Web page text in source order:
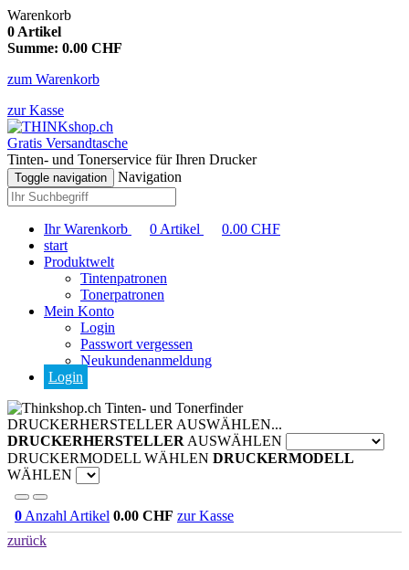
Warenkorb
0 Artikel
Summe: 0.00 CHF
zum Warenkorb
zur Kasse
Gratis Versandtasche
Tinten- und Tonerservice für Ihren Drucker
Toggle navigation Navigation
Ihr Warenkorb 0 Artikel 0.00 CHF
start
Produktwelt
Tintenpatronen
Tonerpatronen
Mein Konto
Login
Passwort vergessen
Neukundenanmeldung
Login
Tinten- und Tonerfinder
DRUCKERHERSTELLER AUSWÄHLEN...
DRUCKERHERSTELLER AUSWÄHLEN
DRUCKERMODELL WÄHLEN DRUCKERMODELL
WÄHLEN
0 Anzahl Artikel 0.00 CHF zur Kasse
zurück